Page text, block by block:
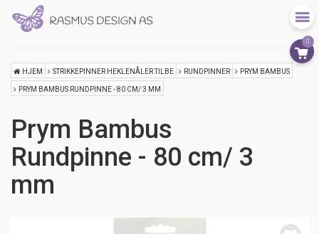
0
HJEM STRIKKEPINNER HEKLENÅLER TILBE RUNDPINNER PRYM BAMBUS
PRYM BAMBUS RUNDPINNE - 80 CM/ 3 MM
Prym Bambus
Rundpinne - 80 cm/ 3
mm